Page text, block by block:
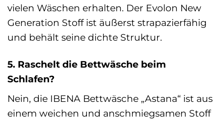
vielen Wäschen erhalten. Der Evolon New
Generation Stoff ist äußerst strapazierfähig
und behält seine dichte Struktur.
5. Raschelt die Bettwäsche beim
Schlafen?
Nein, die IBENA Bettwäsche „Astana“ ist aus
einem weichen und anschmiegsamen Stoff